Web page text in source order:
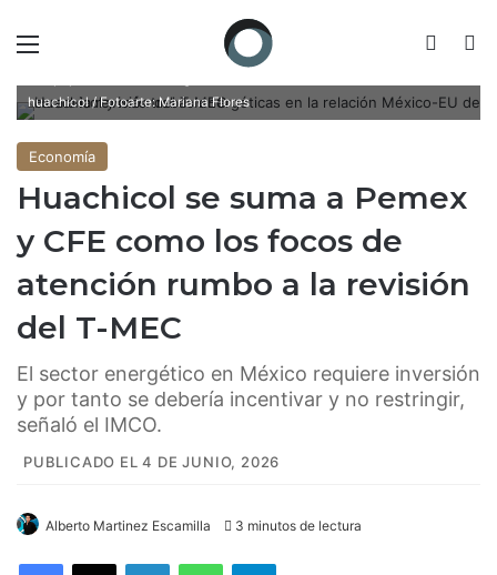
huachicol / Fotoarte: Mariana Flores
Economía
Huachicol se suma a Pemex
y CFE como los focos de
atención rumbo a la revisión
del T-MEC
El sector energético en México requiere inversión
y por tanto se debería incentivar y no restringir,
señaló el IMCO.
PUBLICADO EL 4 DE JUNIO, 2026
Alberto Martinez Escamilla 3 minutos de lectura